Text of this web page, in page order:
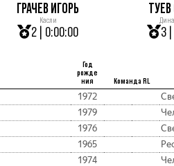
ГРАЧЕВ ИГОРЬ
Касли
2 | 0:00:00
ТУЕВ
3
Год
рожде
ния
Команда RL
1972
1979
1976
1965
1974